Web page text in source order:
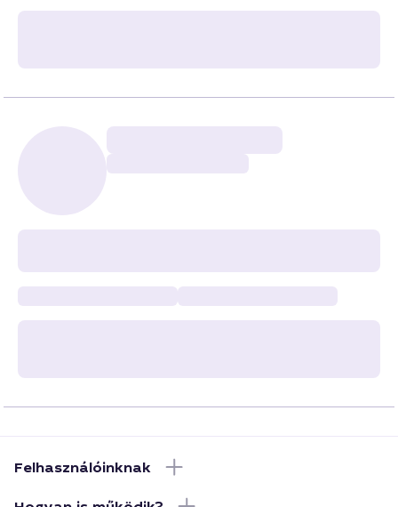
Felhasználóinknak